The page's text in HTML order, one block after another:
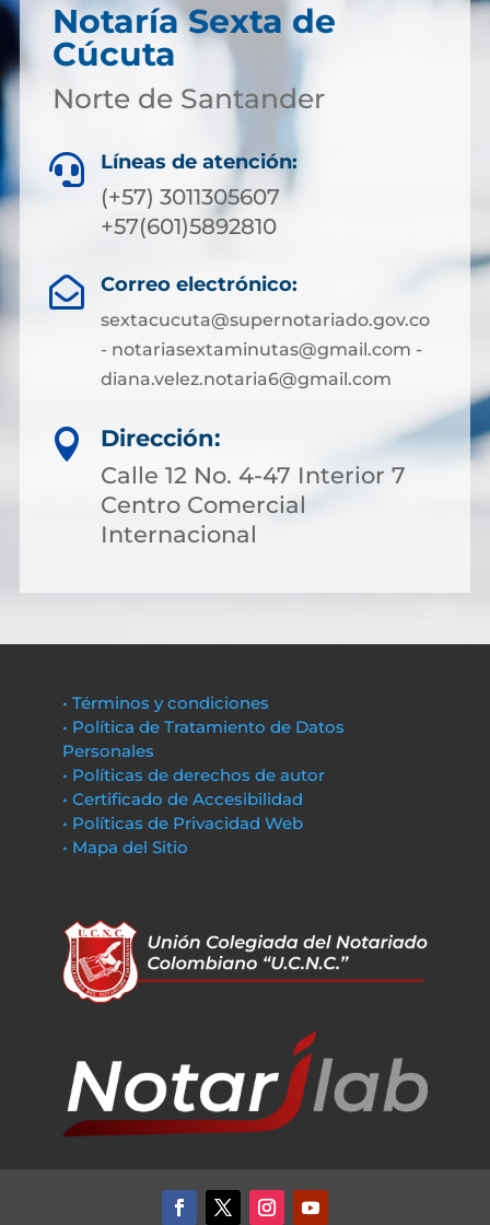
Notaría Sexta de
Cúcuta
Norte de Santander
 Líneas de atención:
(+57) 3011305607
+57(601)5892810
 Correo electrónico:
sextacucuta@supernotariado.gov.co
- notariasextaminutas@gmail.com -
diana.velez.notaria6@gmail.com

Dirección:
Calle 12 No. 4-47 Interior 7
Centro Comercial
Internacional
• Términos y condiciones
• Política de Tratamiento de Datos
Personales
• Políticas de derechos de autor
• Certificado de Accesibilidad
• Políticas de Privacidad Web
• Mapa del Sitio